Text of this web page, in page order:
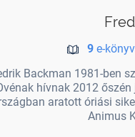
9 e-könyv
Backman 1981-ben
hívnak 2012
aratott óriási
Animus